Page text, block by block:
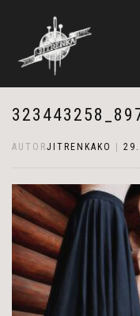
AUTORJITRENKAKO